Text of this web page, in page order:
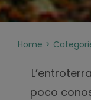
Home
poco